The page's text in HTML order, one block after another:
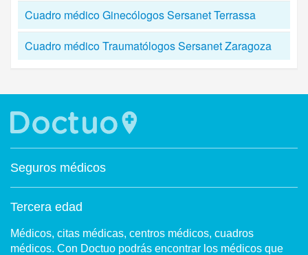
Cuadro médico Ginecólogos Sersanet Terrassa
Cuadro médico Traumatólogos Sersanet Zaragoza
Seguros médicos
Tercera edad
Médicos, citas médicas, centros médicos, cuadros
médicos. Con Doctuo podrás encontrar los médicos que